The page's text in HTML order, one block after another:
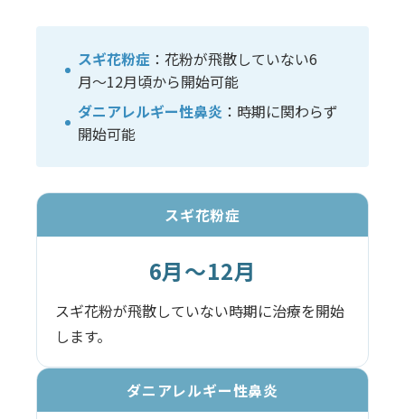
スギ花粉症 ：花粉が飛散していない6
月〜12月頃から開始可能
ダニアレルギー性鼻炎 ：時期に関わらず
開始可能
スギ花粉症
6月〜12月
スギ花粉が飛散していない時期に治療を開始
します。
ダニアレルギー性鼻炎